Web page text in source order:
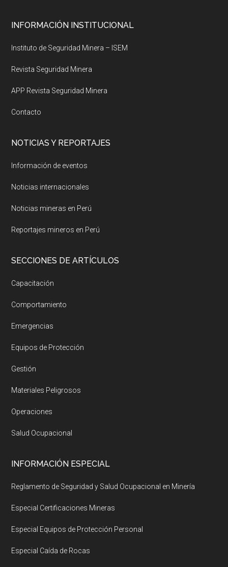
Footer
INFORMACIÓN INSTITUCIONAL
Instituto de Seguridad Minera – ISEM
Revista Seguridad Minera
APP Revista Seguridad Minera
Contacto
NOTICIAS Y REPORTAJES
Información de eventos
Noticias internacionales
Noticias mineras en Perú
Reportajes mineros en Perú
SECCIONES DE ARTÍCULOS
Capacitación
Comportamiento
Emergencias
Equipos de Protección
Gestión
Materiales Peligrosos
Operaciones
Salud Ocupacional
INFORMACIÓN ESPECIAL
Reglamento de Seguridad y Salud Ocupacional en Minería
Especial Certificaciones Mineras
Especial Equipos de Protección Personal
Especial Caída de Rocas